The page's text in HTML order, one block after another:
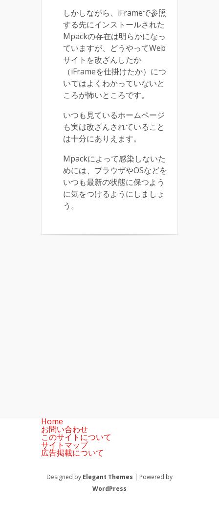
しかしながら、iFrameで参照
する先にインストールされた
Mpackの存在は明らかになっ
ていますが、どうやってWeb
サイトを改ざんしたか
（iFrameを仕掛けたか）につ
いてはよくわかっていないと
ころが怖いところです。
いつも見ているホームページ
も実は改ざんされていること
は十分にありえます。
Mpackによって感染しないた
めには、ブラウザやOSなどを
いつも最新の状態に保つよう
に気をつけるようにしましょ
う。
Home
お問い合わせ
このサイトについて
サイトマップ
広告掲載について
Designed by Elegant Themes | Powered by
WordPress